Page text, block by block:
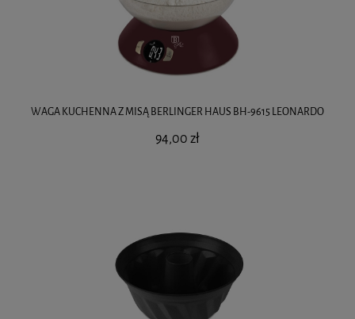
WAGA KUCHENNA Z MISĄ BERLINGER HAUS BH-9615 LEONARDO
94,00 zł